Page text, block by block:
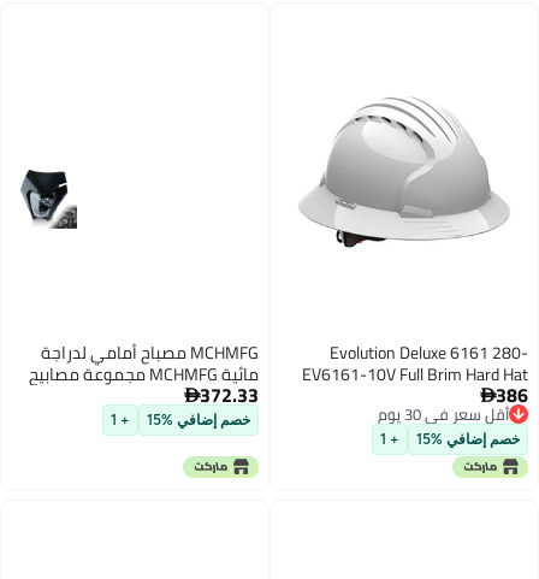
Evolution Deluxe 6161 280-
EV6161-10V Full Brim Hard Hat
with HDPE Shell, 6-Point Polyester
Suspension and Wheel Ratchet
Adjustment Vented, White
386
أقل سعر في 30 يوم
أقل سعر في 30 يوم
خصم إضافي %15 + 1
MCHMFG مصباح أمامي لدراجة
مائية MCHMFG مجموعة مصابيح
LED لدراجة مائية مصباح دراجة نارية
مجموعة مصابيح أمامية عالمية
لمعظم دراجات الأوساخ والدراجات
النارية مصباح أمامي للدراجات
الرباعية باللون الأسود
372.33
خصم إضافي %15 + 1